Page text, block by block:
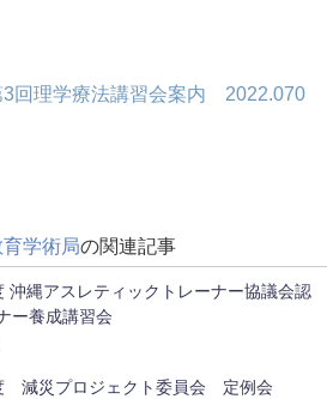
3回理学療法講習会案内 2022.070
育学術局の関連記事
沖縄アスレティックトレーナー協議会認
ー養成講習会
減災プロジェクト委員会 定例会